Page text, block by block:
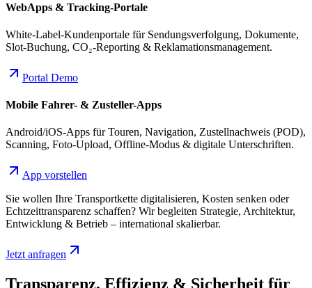
WebApps & Tracking-Portale
White-Label-Kundenportale für Sendungsverfolgung, Dokumente,
Slot-Buchung, CO₂-Reporting & Reklamationsmanagement.
Portal Demo
Mobile Fahrer- & Zusteller-Apps
Android/iOS-Apps für Touren, Navigation, Zustellnachweis (POD),
Scanning, Foto-Upload, Offline-Modus & digitale Unterschriften.
App vorstellen
Sie wollen Ihre Transportkette digitalisieren, Kosten senken oder
Echtzeittransparenz schaffen? Wir begleiten Strategie, Architektur,
Entwicklung & Betrieb – international skalierbar.
Jetzt anfragen
Transparenz, Effizienz & Sicherheit für